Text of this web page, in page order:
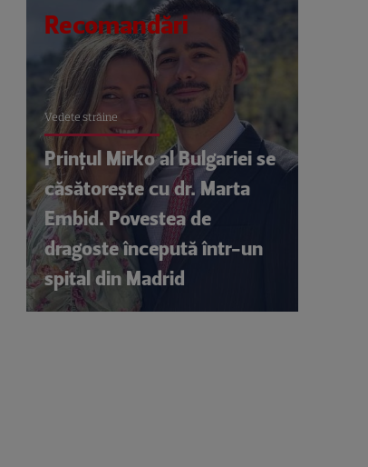
Recomandări
Vedete străine
Prințul Mirko al Bulgariei se
căsătorește cu dr. Marta
Embid. Povestea de
dragoste începută într-un
spital din Madrid